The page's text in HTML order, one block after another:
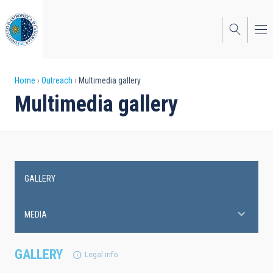
to
main
content
Breadcrumb
Home Outreach Multimedia gallery
Multimedia gallery
GALLERY Legal info
navigation
GALLERY
MEDIA